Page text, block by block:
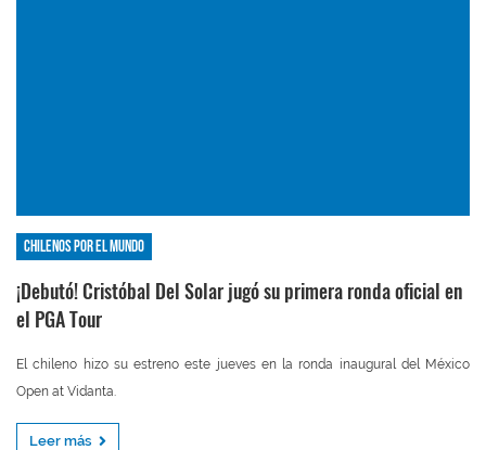
Chilenos por el mundo
¡Debutó! Cristóbal Del Solar jugó su primera ronda oficial en
el PGA Tour
El chileno hizo su estreno este jueves en la ronda inaugural del México
Open at Vidanta.
Leer más